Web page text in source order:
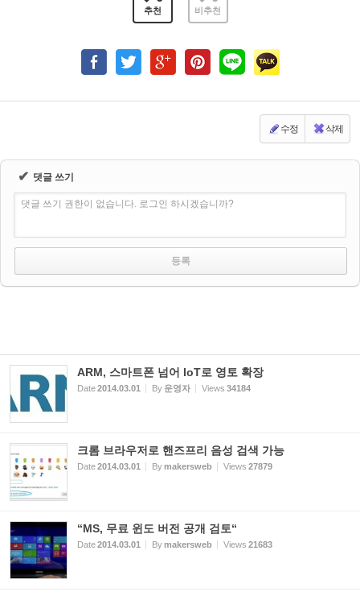
추천 비추천
수정 삭제
✔ 댓글 쓰기
댓글 쓰기 권한이 없습니다. 로그인 하시겠습니까?
ARM, 스마트폰 넘어 IoT로 영토 확장
Date2014.03.01 By 운영자 Views 34184
크롬 브라우저로 핸즈프리 음성 검색 가능
Date2014.03.01 Bymakersweb Views 27879
“MS, 무료 윈도 버전 공개 검토“
Date2014.03.01 Bymakersweb Views 21683